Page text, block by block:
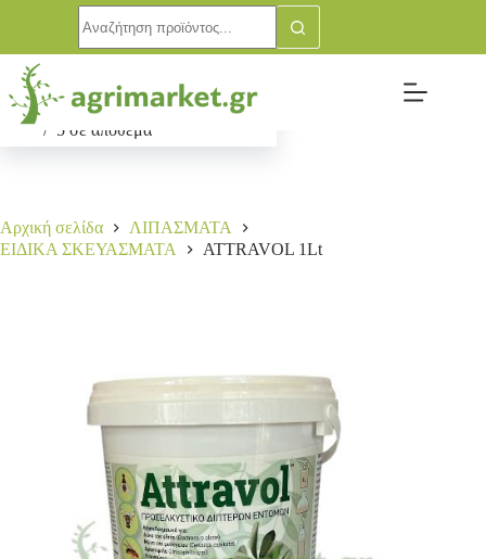
ATTRAVOL 1Lt
11,00€
5 σε απόθεμα
Αγορά
Αρχική σελίδα
ΛΙΠΑΣΜΑΤΑ
ΕΙΔΙΚΑ ΣΚΕΥΑΣΜΑΤΑ
ATTRAVOL 1Lt